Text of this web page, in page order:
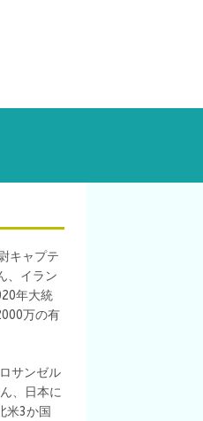
キャプテ
、イラン
年大統
万の有
サンゼル
、日本に
米3か国